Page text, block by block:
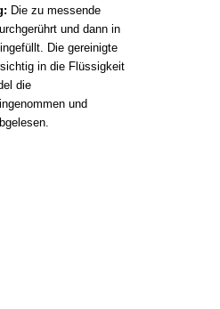
Die zu messende
und dann in
Die gereinigte
in die Flüssigkeit
die
und